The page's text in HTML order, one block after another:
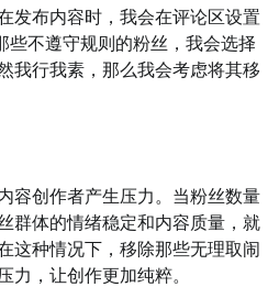
发布内容时，我会在评论区设置
些不遵守规则的粉丝，我会选择
我行我素，那么我会考虑将其移
容创作者产生压力。当粉丝数量
群体的情绪稳定和内容质量，就
这种情况下，移除那些无理取闹
力，让创作更加纯粹。